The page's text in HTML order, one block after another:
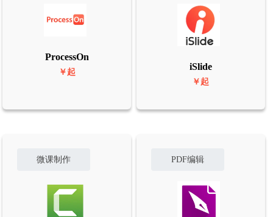
ProcessOn
￥起
iSlide
￥起
微课制作 PDF编辑